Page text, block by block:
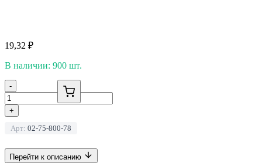
19,32 ₽
В наличии: 900 шт.
-
+
Арт: 02-75-800-78
Перейти к описанию